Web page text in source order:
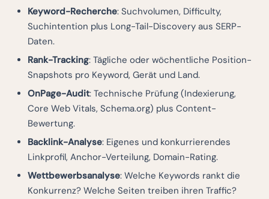
Keyword-Recherche: Suchvolumen, Difficulty,
Suchintention plus Long-Tail-Discovery aus SERP-
Daten.
Rank-Tracking: Tägliche oder wöchentliche Position-
Snapshots pro Keyword, Gerät und Land.
OnPage-Audit: Technische Prüfung (Indexierung,
Core Web Vitals, Schema.org) plus Content-
Bewertung.
Backlink-Analyse: Eigenes und konkurrierendes
Linkprofil, Anchor-Verteilung, Domain-Rating.
Wettbewerbsanalyse: Welche Keywords rankt die
Konkurrenz? Welche Seiten treiben ihren Traffic?